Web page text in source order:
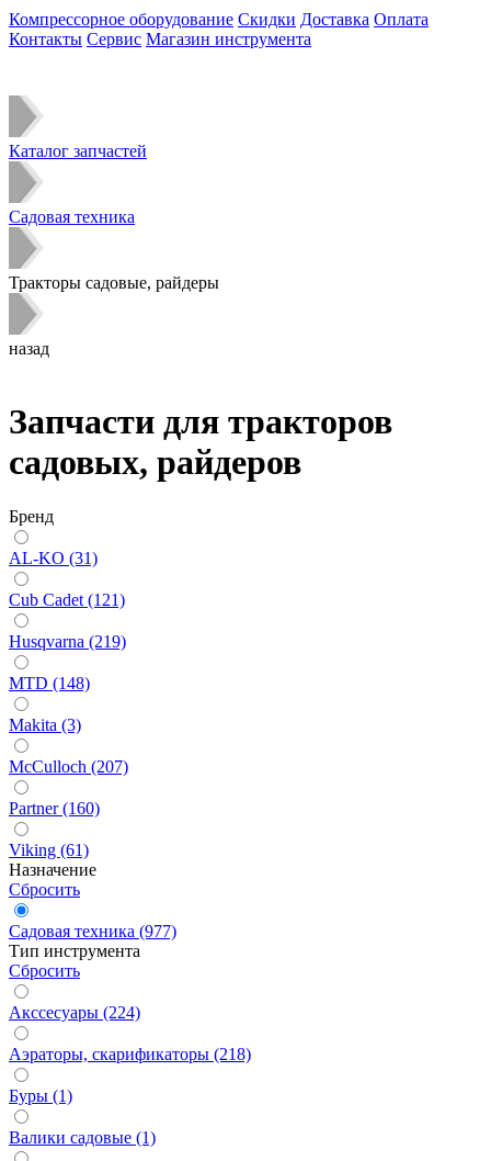
Компрессорное оборудование Скидки Доставка Оплата
Контакты Сервис Магазин инструмента
Каталог запчастей
Садовая техника
Тракторы садовые, райдеры
назад
Запчасти для тракторов
садовых, райдеров
Бренд
AL-KO (31)
Cub Cadet (121)
Husqvarna (219)
MTD (148)
Makita (3)
McCulloch (207)
Partner (160)
Viking (61)
Назначение
Сбросить
Садовая техника (977)
Тип инструмента
Сбросить
Акссесуары (224)
Аэраторы, скарификаторы (218)
Буры (1)
Валики садовые (1)